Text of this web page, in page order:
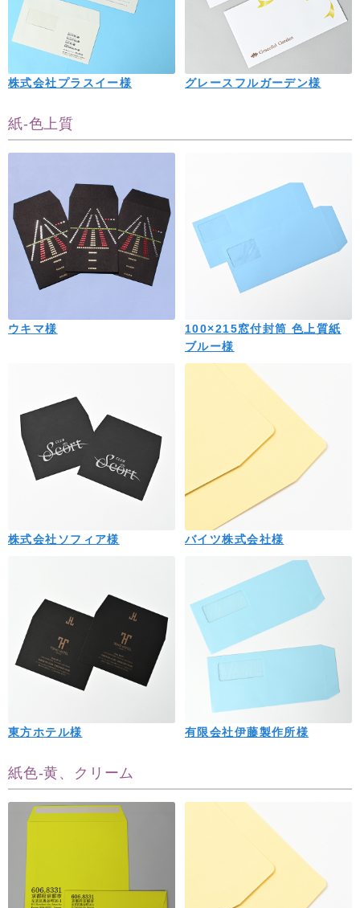
株式会社プラスイー様 グレースフルガーデン様
紙-色上質
ウキマ様
100×215窓付封筒 色上質紙
ブルー様
株式会社ソフィア様 バイツ株式会社様
東方ホテル様 有限会社伊藤製作所様
紙色-黄、クリーム